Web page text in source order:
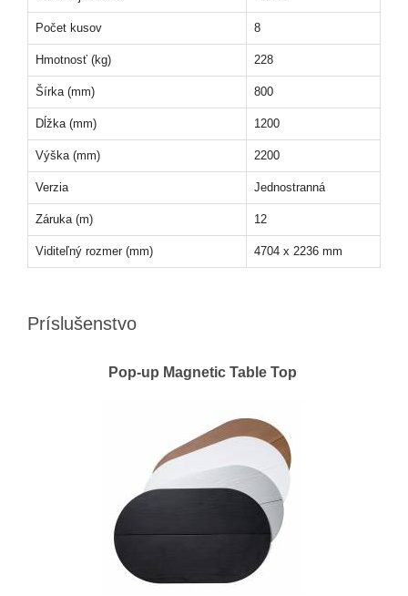
Počet kusov 8
Hmotnosť (kg) 228
Šírka (mm) 800
Dĺžka (mm) 1200
Výška (mm) 2200
Verzia Jednostranná
Záruka (m) 12
Viditeľný rozmer (mm) 4704 x 2236 mm
Príslušenstvo
Pop-up Magnetic Table Top